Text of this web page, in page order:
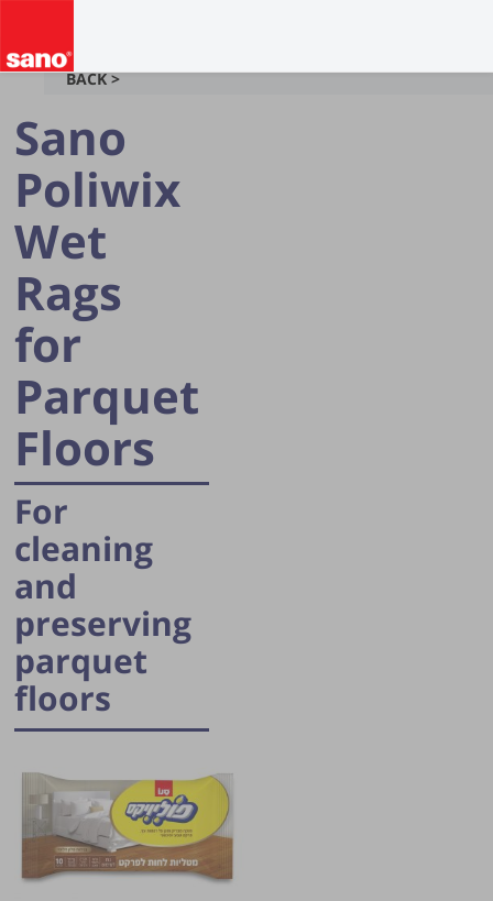
BACK >
Sano
Poliwix
Wet
Rags
for
Parquet
Floors
For
cleaning
and
preserving
parquet
floors
Publication of the tip is subject to the
discretion of the webmaster.